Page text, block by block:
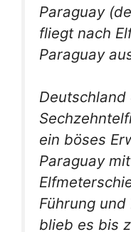
Paraguay
fliegt nach
Paraguay
ein böses
Paraguay
Führung und
blieb es bis